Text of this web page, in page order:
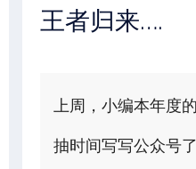
王者归来….
上周，小编本年度
抽时间写写公众号了